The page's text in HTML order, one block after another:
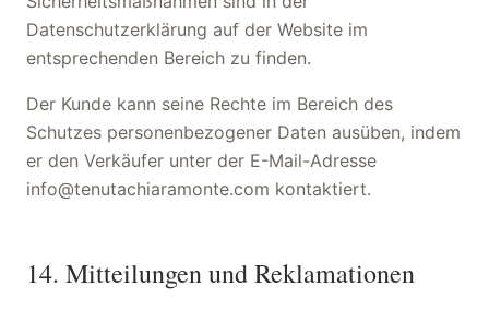
Datenschutzerklärung auf der Website im
entsprechenden Bereich zu finden.
Der Kunde kann seine Rechte im Bereich des
Schutzes personenbezogener Daten ausüben, indem
er den Verkäufer unter der E-Mail-Adresse
info@tenutachiaramonte.com kontaktiert.
14. Mitteilungen und Reklamationen